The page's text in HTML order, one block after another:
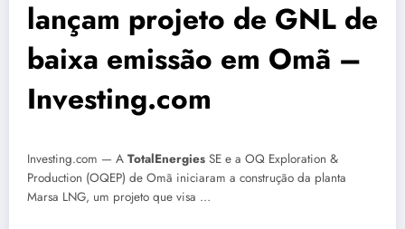
lançam projeto de GNL de
baixa emissão em Omã –
Investing.com
Investing.com — A TotalEnergies SE e a OQ Exploration &
Production (OQEP) de Omã iniciaram a construção da planta
Marsa LNG, um projeto que visa …